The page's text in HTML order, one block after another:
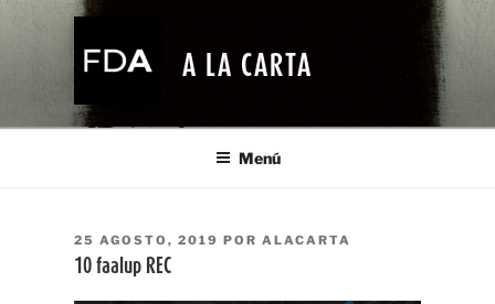
A LA CARTA
Menú
PUBLICADO
EL
25 AGOSTO, 2019 PORALACARTA
10 faalup REC